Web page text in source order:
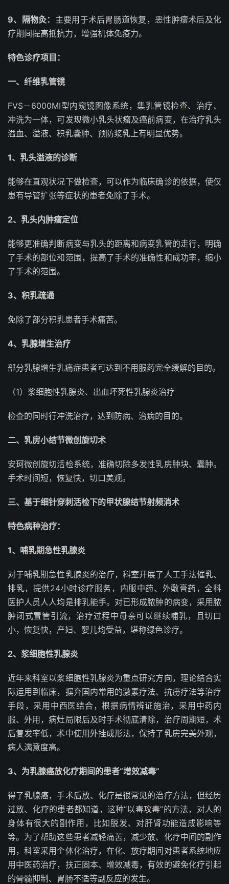
9、隔物灸： 主要用于术后胃肠道恢复，恶性肿瘤术后及化
疗期间提高抵抗力，增强机体免疫力。
特色诊疗项目：
一、纤维乳管镜
FVS－6000MI型内窥镜图像系统，集乳管镜检查、治疗、
冲洗为一体，可发现微小乳头状瘤及癌前病变，在治疗乳头
溢血、溢液、积乳囊肿、预防浆乳上有明显优势。
1、乳头溢液的诊断
能够在直观状况下做检查，可以作为临床确诊的依据，使仅
患有导管扩张等症状的患者免除了手术。
2、乳头内肿瘤定位
能够更准确判断病变与乳头的距离和病变乳管的走行，明确
了手术的部位和范围，提高了手术的准确性和成功率，缩小
了手术的范围。
3、积乳疏通
免除了部分积乳患者手术痛苦。
4、乳腺增生治疗
部分乳腺增生乳痛症患者可达到不用服药完全缓解的目的。
（1）浆细胞性乳腺炎、出血坏死性乳腺炎治疗
检查的同时行冲洗治疗，达到防病、治病的目的。
二、乳房小结节微创旋切术
安珂微创旋切活检系统，准确切除多发性乳房肿块、囊肿。
手术时间短，恢复快，切口美观。
三、基于细针穿刺活检下的甲状腺结节射频消术
特色病种治疗：
1、哺乳期急性乳腺炎
对于哺乳期急性乳腺炎的治疗，科室开展了人工手法催乳、
排乳，提供24小时诊疗服务，内服中药、外敷膏药，全科
医护人员人人均是排乳能手。对已形成脓肿的病变，采用脓
肿闭式置管引流，治疗过程中母亲可以继续哺乳，且切口
小，恢复快，产妇、婴儿均受益，堪称绿色诊疗。
2、浆细胞性乳腺炎
近年来科室以浆细胞性乳腺炎为重点研究方向，理论结合实
际运用到临床，摒弃国内常用的激素疗法、抗痨疗法等治疗
手段，采用中西医结合，根据病情辨证施治，采用中药内
服、外用，病灶局限后及时手术彻底清除，治疗周期短，术
后复发率低，术中使用外挂成形法，保持了乳房完美外观，
病人满意度高。
3、为乳腺癌放化疗期间的患者“增效减毒”
得了乳腺癌，手术后放、化疗是很常见的治疗方法，但经历
过放、化疗的患者都知道，这种“以毒攻毒”的方法，对人的
身体有很大的副作用，比如脱发、对肝肾功能造成影响等
等。为了帮助这些患者减轻痛苦，减少放、化疗中间的副作
用，科室采用个体化治疗，在化、放疗期间对患者系统地应
用中医药治疗，扶正固本、增效减毒，有效的避免化疗引起
的骨髓抑制、胃肠不适等副反应的发生。